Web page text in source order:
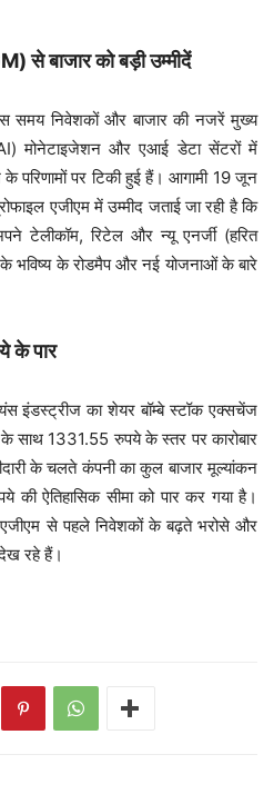
से बाजार को बड़ी उम्मीदें
इस समय निवेशकों और बाजार की नजरें मुख्य
मोनेटाइजेशन और एआई डेटा सेंटरों में
के परिणामों पर टिकी हुई हैं। आगामी 19 जून
एजीएम में उम्मीद जताई जा रही है कि
टेलीकॉम, रिटेल और न्यू एनर्जी (हरित
के भविष्य के रोडमैप और नई योजनाओं के बारे
के पार
इंडस्ट्रीज का शेयर बॉम्बे स्टॉक एक्सचेंज
साथ 1331.55 रुपये के स्तर पर कारोबार
के चलते कंपनी का कुल बाजार मूल्यांकन
ऐतिहासिक सीमा को पार कर गया है।
एजीएम से पहले निवेशकों के बढ़ते भरोसे और
रहे हैं।